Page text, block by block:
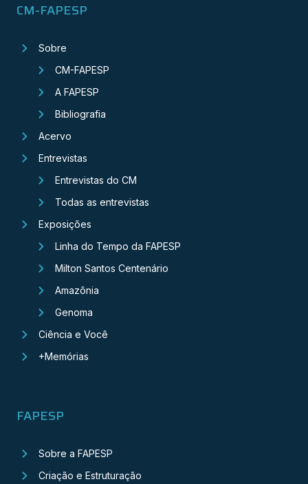
CM-FAPESP
Sobre
CM-FAPESP
A FAPESP
Bibliografia
Acervo
Entrevistas
Entrevistas do CM
Todas as entrevistas
Exposições
Linha do Tempo da FAPESP
Milton Santos Centenário
Amazônia
Genoma
Ciência e Você
+Memórias
FAPESP
Sobre a FAPESP
Criação e Estruturação